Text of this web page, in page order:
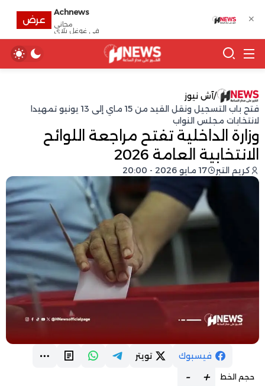
/آش نيوز
فتح باب التسجيل ونقل القيد من 15 ماي إلى 13 يونيو تمهيدا
لانتخابات مجلس النواب
وزارة الداخلية تفتح مراجعة اللوائح
الانتخابية العامة 2026
كريم التبر 17 مايو 2026 - 20:00
فيسبوك تويتر
حجم الخط +
-
✕
Achnews
مجانى
في غوغل بلاي
عرض